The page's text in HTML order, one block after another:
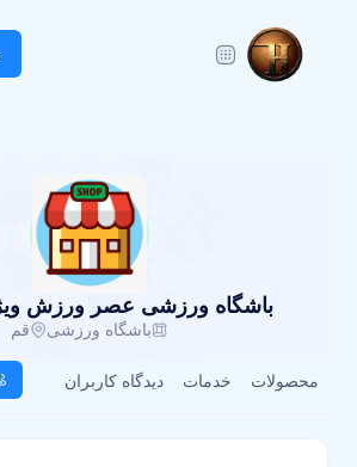
باشگاه ورزشی عصر ورزش
باشگاه ورزشی قم
محصولات خدمات دیدگاه کاربران